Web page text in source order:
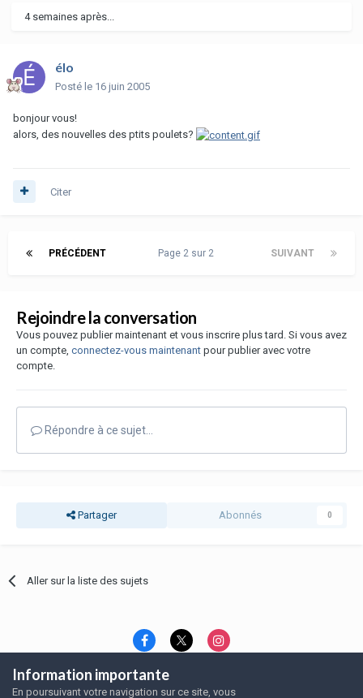
4 semaines après...
élo
Posté le 16 juin 2005
bonjour vous!
alors, des nouvelles des ptits poulets?
Citer
PRÉCÉDENT SUIVANT
Page 2 sur 2
Rejoindre la conversation
Vous pouvez publier maintenant et vous inscrire plus tard. Si vous avez
un compte, connectez-vous maintenant pour publier avec votre
compte.
Répondre à ce sujet…
Partager Abonnés 0
Aller sur la liste des sujets
Langue Thème
Politique de confidentialité
Information importante
En poursuivant votre navigation sur ce site, vous